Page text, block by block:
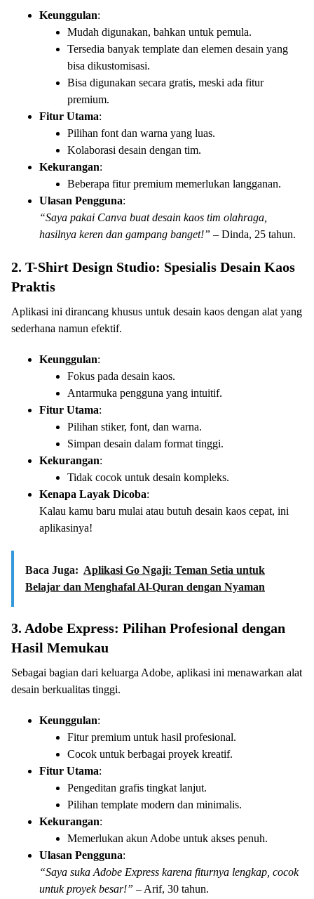
Keunggulan:
Mudah digunakan, bahkan untuk pemula.
Tersedia banyak template dan elemen desain yang
bisa dikustomisasi.
Bisa digunakan secara gratis, meski ada fitur
premium.
Fitur Utama:
Pilihan font dan warna yang luas.
Kolaborasi desain dengan tim.
Kekurangan:
Beberapa fitur premium memerlukan langganan.
Ulasan Pengguna:
“Saya pakai Canva buat desain kaos tim olahraga,
hasilnya keren dan gampang banget!” – Dinda, 25 tahun.
2. T-Shirt Design Studio: Spesialis Desain Kaos
Praktis
Aplikasi ini dirancang khusus untuk desain kaos dengan alat yang
sederhana namun efektif.
Keunggulan:
Fokus pada desain kaos.
Antarmuka pengguna yang intuitif.
Fitur Utama:
Pilihan stiker, font, dan warna.
Simpan desain dalam format tinggi.
Kekurangan:
Tidak cocok untuk desain kompleks.
Kenapa Layak Dicoba:
Kalau kamu baru mulai atau butuh desain kaos cepat, ini
aplikasinya!
Baca Juga: Aplikasi Go Ngaji: Teman Setia untuk
Belajar dan Menghafal Al-Quran dengan Nyaman
3. Adobe Express: Pilihan Profesional dengan
Hasil Memukau
Sebagai bagian dari keluarga Adobe, aplikasi ini menawarkan alat
desain berkualitas tinggi.
Keunggulan:
Fitur premium untuk hasil profesional.
Cocok untuk berbagai proyek kreatif.
Fitur Utama:
Pengeditan grafis tingkat lanjut.
Pilihan template modern dan minimalis.
Kekurangan:
Memerlukan akun Adobe untuk akses penuh.
Ulasan Pengguna:
“Saya suka Adobe Express karena fiturnya lengkap, cocok
untuk proyek besar!” – Arif, 30 tahun.